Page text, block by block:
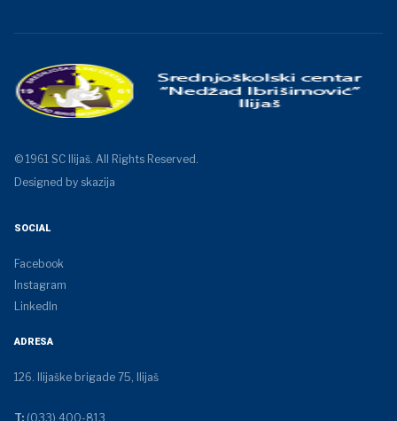
© 1961 SC Ilijaš. All Rights Reserved.
Designed by skazija
SOCIAL
Facebook
Instagram
LinkedIn
ADRESA
126. Ilijaške brigade 75, Ilijaš
T: (033) 400-813